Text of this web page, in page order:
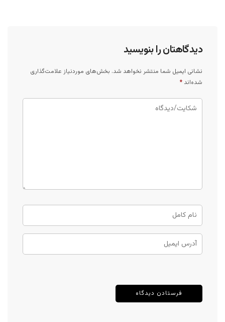
دیدگاهتان را بنویسید
نشانی ایمیل شما منتشر نخواهد شد. بخش‌های موردنیاز علامت‌گذاری
شده‌اند *